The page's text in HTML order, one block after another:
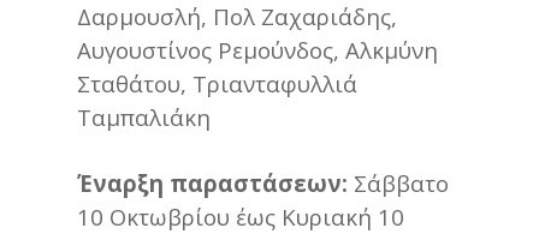
Δαρμουσλή, Πολ Ζαχαριάδης,
Αυγουστίνος Ρεμούνδος, Αλκμύνη
Σταθάτου, Τριανταφυλλιά
Ταμπαλιάκη
Έναρξη παραστάσεων: Σάββατο
10 Οκτωβρίου έως Κυριακή 10